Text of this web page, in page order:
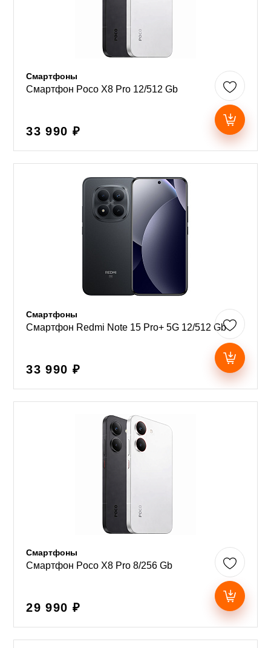
Смартфоны
Смартфон Poco X8 Pro 12/512 Gb
33 990 ₽
Смартфоны
Смартфон Redmi Note 15 Pro+ 5G 12/512 Gb
33 990 ₽
Смартфоны
Смартфон Poco X8 Pro 8/256 Gb
29 990 ₽